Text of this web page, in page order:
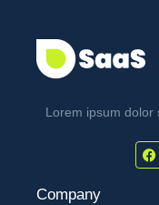
Lorem ipsum dolor
Company